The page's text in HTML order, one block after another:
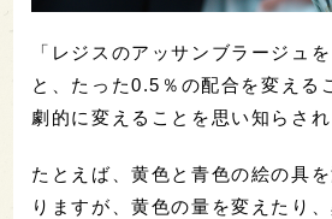
「レジスのアッサンブラージュ
と、たった0.5％の配合を変える
劇的に変えることを思い知らされ
たとえば、黄色と青色の絵の具
りますが、黄色の量を変えたり